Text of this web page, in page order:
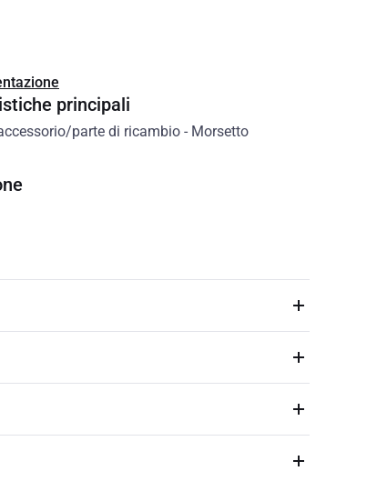
principali
parte di ricambio- Morsetto